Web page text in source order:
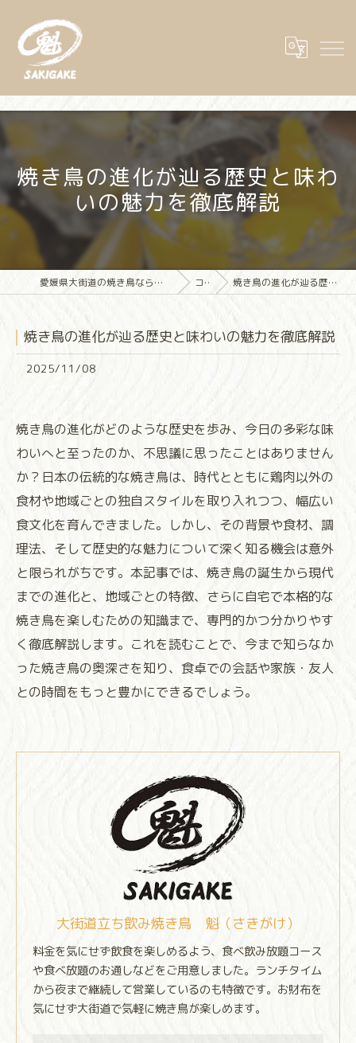
焼き鳥の進化が辿る歴史と味わ
いの魅力を徹底解説
愛媛県大街道の焼き鳥なら大街道立ち飲み焼き鳥 魁(さきがけ) コラム 焼き鳥の進化が辿る歴史と味わいの魅力を徹底解説
焼き鳥の進化が辿る歴史と味わいの魅力を徹底解説
2025/11/08
焼き鳥の進化がどのような歴史を歩み、今日の多彩な味
わいへと至ったのか、不思議に思ったことはありません
か？日本の伝統的な焼き鳥は、時代とともに鶏肉以外の
食材や地域ごとの独自スタイルを取り入れつつ、幅広い
食文化を育んできました。しかし、その背景や食材、調
理法、そして歴史的な魅力について深く知る機会は意外
と限られがちです。本記事では、焼き鳥の誕生から現代
までの進化と、地域ごとの特徴、さらに自宅で本格的な
焼き鳥を楽しむための知識まで、専門的かつ分かりやす
く徹底解説します。これを読むことで、今まで知らなか
った焼き鳥の奥深さを知り、食卓での会話や家族・友人
との時間をもっと豊かにできるでしょう。
大街道立ち飲み焼き鳥 魁（さきがけ）
料金を気にせず飲食を楽しめるよう、食べ飲み放題コース
や食べ放題のお通しなどをご用意しました。ランチタイム
から夜まで継続して営業しているのも特徴です。お財布を
気にせず大街道で気軽に焼き鳥が楽しめます。